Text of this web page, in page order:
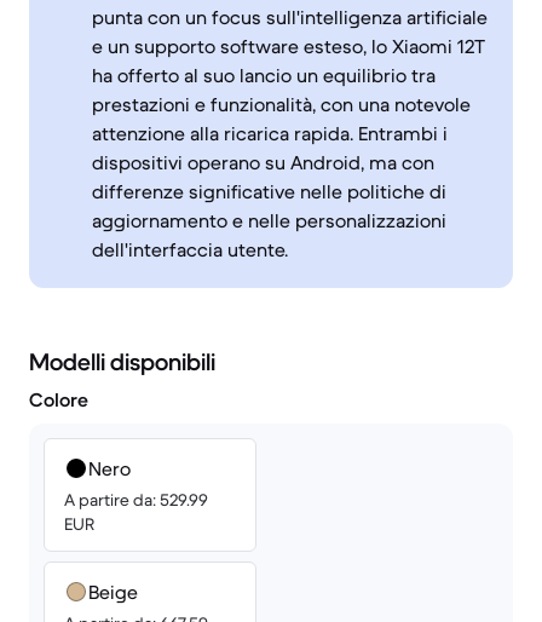
punta con un focus sull'intelligenza artificiale
e un supporto software esteso, lo Xiaomi 12T
ha offerto al suo lancio un equilibrio tra
prestazioni e funzionalità, con una notevole
attenzione alla ricarica rapida. Entrambi i
dispositivi operano su Android, ma con
differenze significative nelle politiche di
aggiornamento e nelle personalizzazioni
dell'interfaccia utente.
Modelli disponibili
Colore
Nero
A partire da: 529.99
EUR
Beige